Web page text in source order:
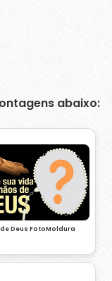
abaixo:
Deus FotoMoldura